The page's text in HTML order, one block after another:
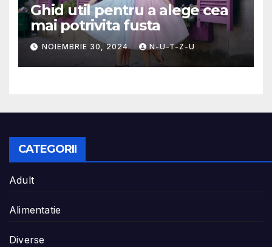
Ghid util pentru a alege cea
mai potrivita fusta
NOIEMBRIE 30, 2024 N-U-T-Z-U
CATEGORII
Adult
Alimentatie
Diverse